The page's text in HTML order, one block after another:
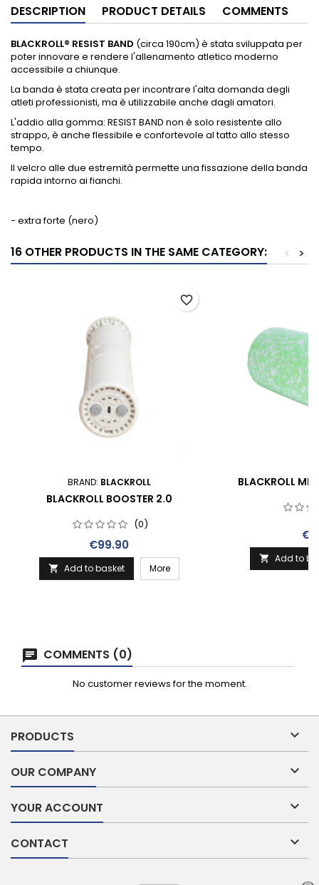
DESCRIPTION PRODUCT DETAILS COMMENTS
BLACKROLL® RESIST BAND (circa 190cm) è stata sviluppata per
poter innovare e rendere l'allenamento atletico moderno
accessibile a chiunque.
La banda è stata creata per incontrare l'alta domanda degli
atleti professionisti, ma è utilizzabile anche dagli amatori.
L'addio alla gomma: RESIST BAND non è solo resistente allo
strappo, è anche flessibile e confortevole al tatto allo stesso
tempo.
Il velcro alle due estremità permette una fissazione della banda
rapida intorno ai fianchi.
- extra forte (nero)
16 OTHER PRODUCTS IN THE SAME CATEGORY: >
<
BRAND: BLACKROLL
BLACKROLL BOOSTER 2.0
(0)
Price
€99.90
 Add to basket More
favorite_border
BLACKROLL
 Add to
COMMENTS (0)
No customer reviews for the moment.
PRODUCTS 
OUR COMPANY 
YOUR ACCOUNT 
CONTACT 